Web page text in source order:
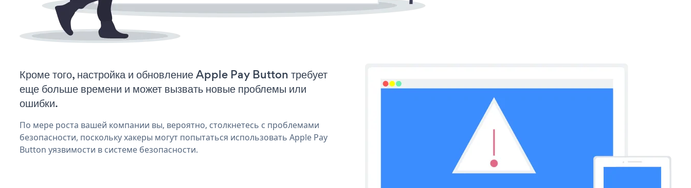
Кроме того, настройка и обновление Apple Pay Button требует
еще больше времени и может вызвать новые проблемы или
ошибки.
По мере роста вашей компании вы, вероятно, столкнетесь с проблемами
безопасности, поскольку хакеры могут попытаться использовать Apple Pay
Button уязвимости в системе безопасности.